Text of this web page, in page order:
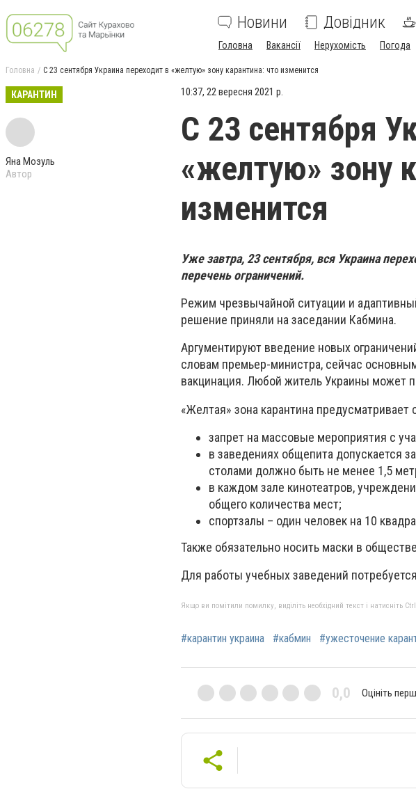
Новини Довідник
Головна Вакансії Нерухомість Погода
Головна С 23 сентября Украина переходит в «желтую» зону карантина: что изменится
КАРАНТИН
Яна Мозуль
Автор
10:37, 22 вересня 2021 р.
С 23 сентября
«желтую» зону
изменится
Уже завтра, 23 сентября, вся Украина
перечень ограничений.
Режим чрезвычайной ситуации и
решение приняли на заседании Кабмина.
Аргументируют введение новых
словам премьер-министра, сейчас
вакцинация. Любой житель Украины может
«Желтая» зона карантина
запрет на массовые мероприятия с
в заведениях общепита допускается
столами должно быть не менее 1,5
в каждом зале кинотеатров,
общего количества мест;
спортзалы – один человек на 10
Также обязательно носить маски в
Для работы учебных заведений
Якщо ви помітили помилку, виділіть необхідний текст і натисніть
#карантин украина #кабмин #ужесточение
0,0 Оцініть